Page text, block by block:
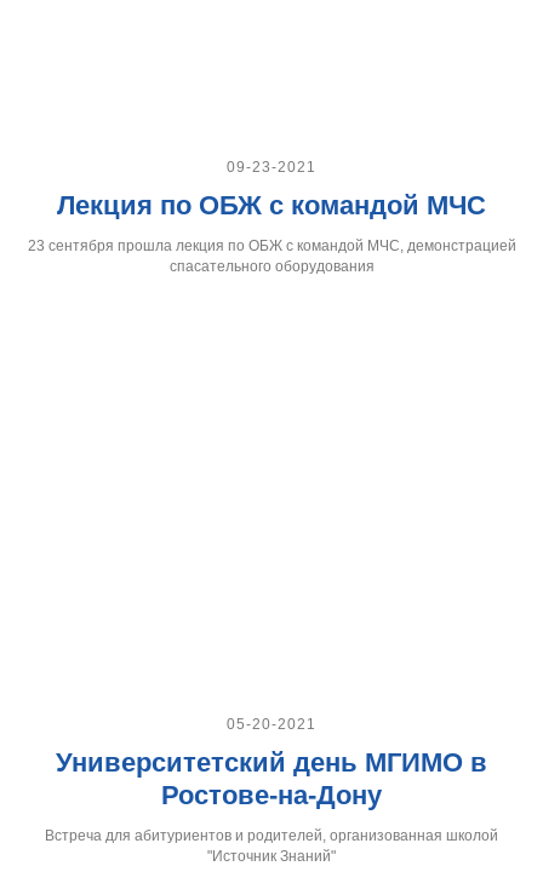
09-23-2021
Лекция по ОБЖ с командой МЧС
23 сентября прошла лекция по ОБЖ с командой МЧС, демонстрацией
спасательного оборудования
05-20-2021
Университетский день МГИМО в
Ростове-на-Дону
Встреча для абитуриентов и родителей, организованная школой
"Источник Знаний"